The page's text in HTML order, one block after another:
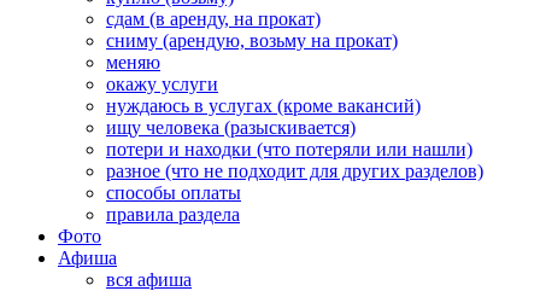
сдам (в аренду, на прокат)
сниму (арендую, возьму на прокат)
меняю
окажу услуги
нуждаюсь в услугах (кроме вакансий)
ищу человека (разыскивается)
потери и находки (что потеряли или нашли)
разное (что не подходит для других разделов)
способы оплаты
правила раздела
Фото
Афиша
вся афиша